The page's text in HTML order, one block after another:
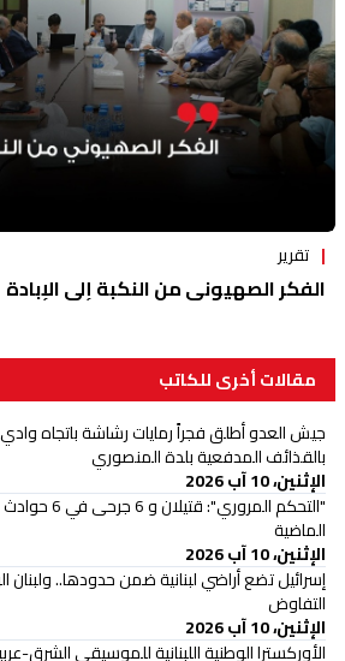
تقرير
الفكر الصهيوني من النكبة إلى الإبادة
مقالات أخرى للكاتب
جيش العدو أطلق فجراً رمايات رشاشة باتجاه
بالقذائف المدفعية بلدة المنصوري
الإثنين، 10 آب 2026
الماضية
الإثنين، 10 آب 2026
إسرائيل تضع أراضي لبنانية ضمن حدودها..
التفاوض
الإثنين، 10 آب 2026
الأوركسترا الوطنية اللبنانية للموسيقى الشرق-